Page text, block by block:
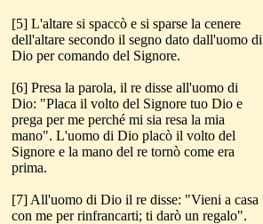
[5] L'altare si spaccò e si sparse la cenere
dell'altare secondo il segno dato dall'uomo di
Dio per comando del Signore.
[6] Presa la parola, il re disse all'uomo di
Dio: "Placa il volto del Signore tuo Dio e
prega per me perché mi sia resa la mia
mano". L'uomo di Dio placò il volto del
Signore e la mano del re tornò come era
prima.
[7] All'uomo di Dio il re disse: "Vieni a casa
con me per rinfrancarti; ti darò un regalo".